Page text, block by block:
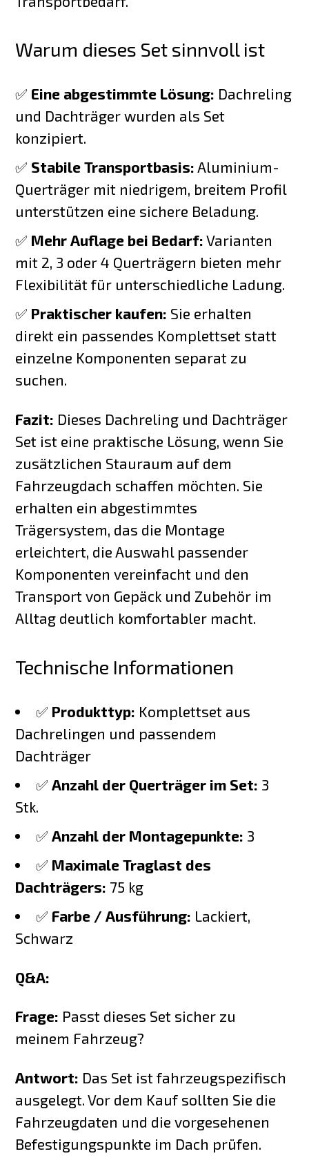
Warum dieses Set sinnvoll ist
✅ Eine abgestimmte Lösung: Dachreling
und Dachträger wurden als Set
konzipiert.
✅ Stabile Transportbasis: Aluminium-
Querträger mit niedrigem, breitem Profil
unterstützen eine sichere Beladung.
✅ Mehr Auflage bei Bedarf: Varianten
mit 2, 3 oder 4 Querträgern bieten mehr
Flexibilität für unterschiedliche Ladung.
✅ Praktischer kaufen: Sie erhalten
direkt ein passendes Komplettset statt
einzelne Komponenten separat zu
suchen.
Fazit: Dieses Dachreling und Dachträger
Set ist eine praktische Lösung, wenn Sie
zusätzlichen Stauraum auf dem
Fahrzeugdach schaffen möchten. Sie
erhalten ein abgestimmtes
Trägersystem, das die Montage
erleichtert, die Auswahl passender
Komponenten vereinfacht und den
Transport von Gepäck und Zubehör im
Alltag deutlich komfortabler macht.
Technische Informationen
✅ Produkttyp: Komplettset aus
Dachrelingen und passendem
Dachträger
✅ Anzahl der Querträger im Set: 3
Stk.
✅ Anzahl der Montagepunkte: 3
✅ Maximale Traglast des
Dachträgers: 75 kg
✅ Farbe / Ausführung: Lackiert,
Schwarz
Q&A:
Frage: Passt dieses Set sicher zu
meinem Fahrzeug?
Antwort: Das Set ist fahrzeugspezifisch
ausgelegt. Vor dem Kauf sollten Sie die
Fahrzeugdaten und die vorgesehenen
Befestigungspunkte im Dach prüfen.